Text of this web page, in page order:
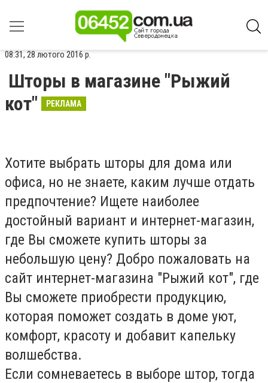
08:31, 28 лютого 2016 р.
Шторы в магазине "Рыжий
кот"
РЕКЛАМА
Хотите выбрать шторы для дома или
офиса, но не знаете, каким лучше отдать
предпочтение? Ищете наиболее
достойный вариант и интернет-магазин,
где Вы сможете купить шторы за
небольшую цену? Добро пожаловать на
сайт интернет-магазина "Рыжий кот", где
Вы сможете приобрести продукцию,
которая поможет создать в доме уют,
комфорт, красоту и добавит капельку
волшебства.
Если сомневаетесь в выборе штор, тогда